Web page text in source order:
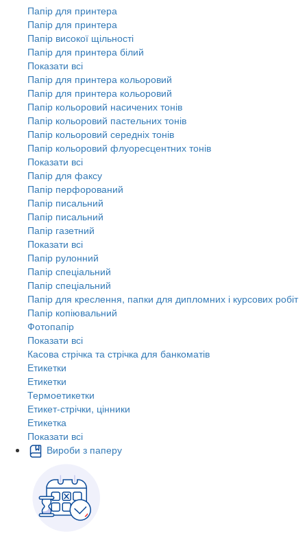
Папір для принтера
Папір для принтера
Папір високої щільності
Папір для принтера білий
Показати всі
Папір для принтера кольоровий
Папір для принтера кольоровий
Папір кольоровий насичених тонів
Папір кольоровий пастельних тонів
Папір кольоровий середніх тонів
Папір кольоровий флуоресцентних тонів
Показати всі
Папір для факсу
Папір перфорований
Папір писальний
Папір писальний
Папір газетний
Показати всі
Папір рулонний
Папір спеціальний
Папір спеціальний
Папір для креслення, папки для дипломних і курсових робіт
Папір копіювальний
Фотопапір
Показати всі
Касова стрічка та стрічка для банкоматів
Етикетки
Етикетки
Термоетикетки
Етикет-стрічки, цінники
Етикетка
Показати всі
Вироби з паперу